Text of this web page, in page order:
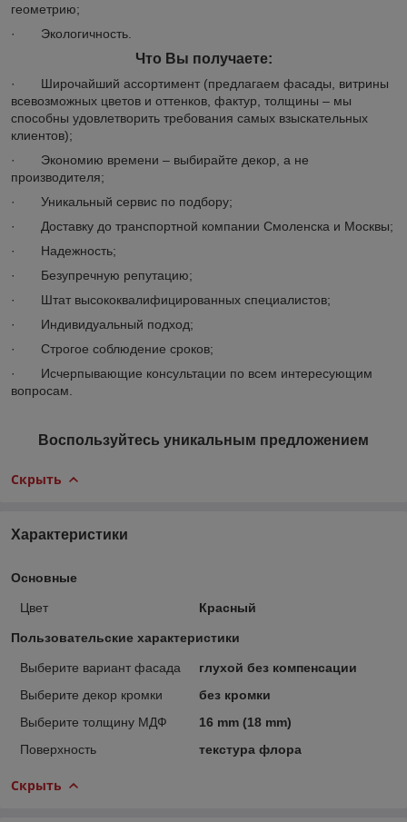
геометрию;
· Экологичность.
Что Вы получаете:
· Широчайший ассортимент (предлагаем фасады, витрины
всевозможных цветов и оттенков, фактур, толщины – мы
способны удовлетворить требования самых взыскательных
клиентов);
· Экономию времени – выбирайте декор, а не
производителя;
· Уникальный сервис по подбору;
· Доставку до транспортной компании Смоленска и Москвы;
· Надежность;
· Безупречную репутацию;
· Штат высококвалифицированных специалистов;
· Индивидуальный подход;
· Строгое соблюдение сроков;
· Исчерпывающие консультации по всем интересующим
вопросам.
Воспользуйтесь уникальным предложением
Скрыть
Характеристики
Основные
Цвет Красный
Пользовательские характеристики
Выберите вариант фасада
глухой без компенсации
Выберите декор кромки
без кромки
Выберите толщину МДФ
16 mm (18 mm)
Поверхность
текстура флора
Скрыть